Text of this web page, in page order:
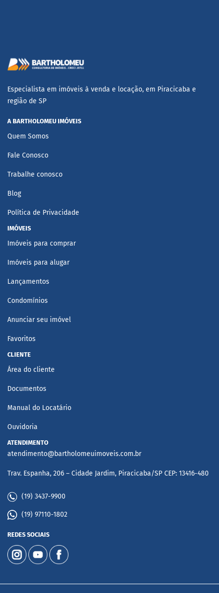
Especialista em imóveis à venda e locação, em Piracicaba e
região de SP
A BARTHOLOMEU IMÓVEIS
Quem Somos
Fale Conosco
Trabalhe conosco
Blog
Política de Privacidade
IMÓVEIS
Imóveis para comprar
Imóveis para alugar
Lançamentos
Condomínios
Anunciar seu imóvel
Favoritos
CLIENTE
Área do cliente
Documentos
Manual do Locatário
Ouvidoria
ATENDIMENTO
atendimento@bartholomeuimoveis.com.br
Trav. Espanha, 206 – Cidade Jardim, Piracicaba/SP CEP: 13416-480
(19) 3437-9900
(19) 97110-1802
REDES SOCIAIS